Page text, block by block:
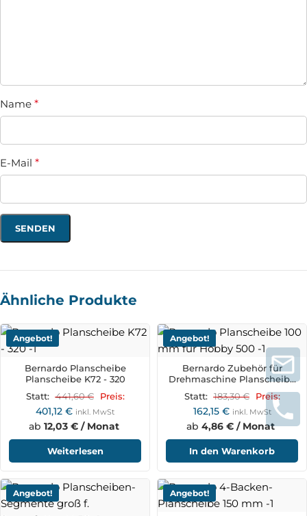
Name *
E-Mail *
Ähnliche Produkte
Angebot!
Bernardo Planscheibe
Planscheibe K72 - 320
Statt: 441,60€ Preis:
401,12 € inkl. MwSt
ab 12,03 € / Monat
Weiterlesen
Angebot!
Bernardo Zubehör für
Drehmaschine Planscheibe
100 mm für Hobby 500
Statt: 183,30€ Preis:
162,15 € inkl. MwSt
ab 4,86 € / Monat
In den Warenkorb
Angebot! Angebot!